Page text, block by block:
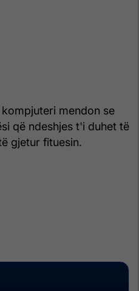
mendon se
që ndeshjes t'i duhet të
gjetur fituesin.